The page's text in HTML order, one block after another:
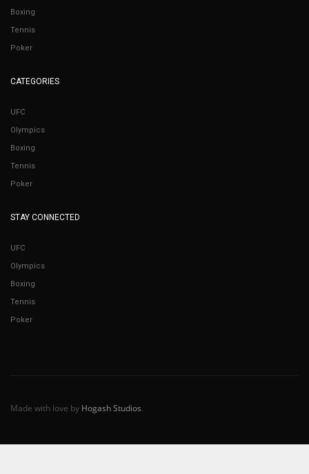
Boxing
Tennis
Poker
CATEGORIES
UFC
Olympics
Boxing
Tennis
Poker
STAY CONNECTED
UFC
Olympics
Boxing
Tennis
Poker
Made with love by Hogash Studios.